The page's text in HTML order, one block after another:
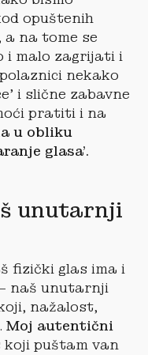
opuštenih
na tome se
i malo zagrijati i
nekako
i slične zabavne
pratiti i na
u obliku
glasa’.
unutarnji
fizički glas ima i
naš unutarnji
nažalost,
Moj autentični
koji puštam van